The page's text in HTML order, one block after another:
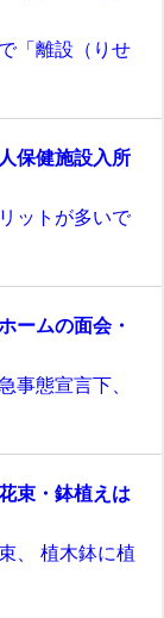
「離設（りせ
保健施設入所
ットが多いで
ームの面会・
事態宣言下、
束・鉢植えは
、 植木鉢に植